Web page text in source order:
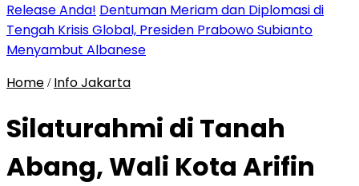
Release Anda! Dentuman Meriam dan Diplomasi di
Tengah Krisis Global, Presiden Prabowo Subianto
Menyambut Albanese
Home / Info Jakarta
Silaturahmi di Tanah
Abang, Wali Kota Arifin